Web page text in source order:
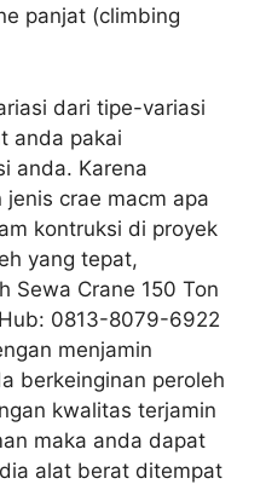
panjat (climbing
dari tipe-variasi
anda pakai
anda. Karena
crae macm apa
kontruksi di proyek
yang tepat,
Sewa Crane 150 Ton
0813-8079-6922
menjamin
berkeinginan peroleh
kwalitas terjamin
maka anda dapat
alat berat ditempat